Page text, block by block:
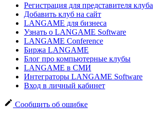
Регистрация для представителя клуба
Добавить клуб на сайт
LANGAME для бизнеса
Узнать о LANGAME Software
LANGAME Conference
Биржа LANGAME
Блог про компьютерные клубы
LANGAME в СМИ
Интеграторы LANGAME Software
Вход в личный кабинет
Сообщить об ошибке